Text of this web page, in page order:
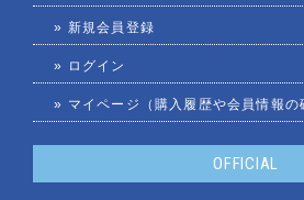
» 新規会員登録
» ログイン
» マイページ（購入履歴や会員情報の
OFFICIAL